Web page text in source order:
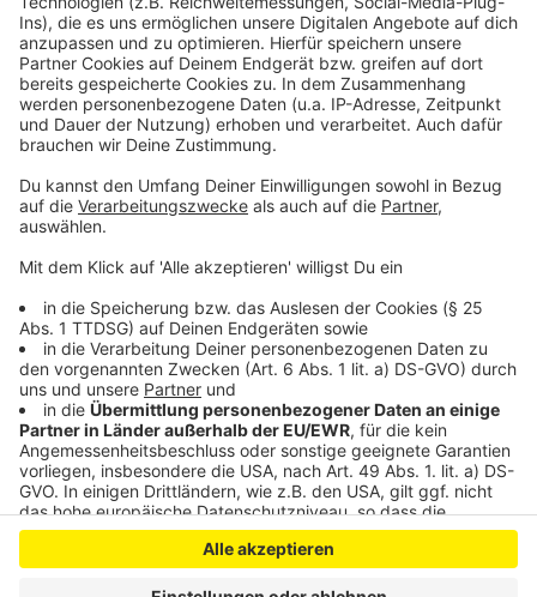
Anzeige
überzeugen in der Bio-Bolognese-Soße. Nach 1
Stunde Kochzeit ist von den Billig-Tomaten im Grunde
nichts mehr übrig, geschmacklich, als auch optisch.
Das günstige Hackfleisch verliert allerdings erstaunlich
wenig Wasser, schmeckt dafür aber auch nach "nichts".
Dafür überzeugen die günstigen Spaghetti für 45 Cent
gegenüber der Bio-Nudeln für 2,29 Euro.
Anzeige
Anzeige